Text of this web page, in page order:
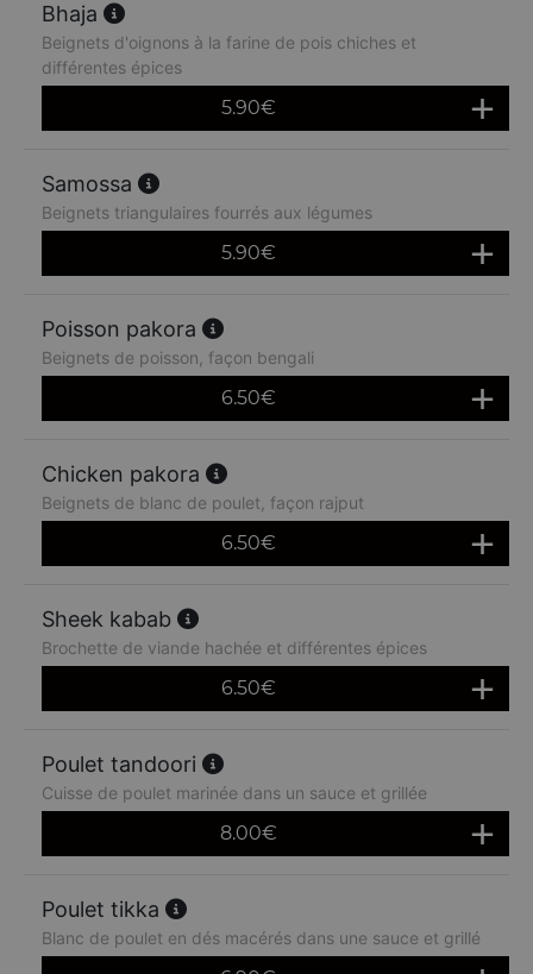
Bhaja
Beignets d'oignons à la farine de pois chiches et
différentes épices
5.90€
Samossa
Beignets triangulaires fourrés aux légumes
5.90€
Poisson pakora
Beignets de poisson, façon bengali
6.50€
Chicken pakora
Beignets de blanc de poulet, façon rajput
6.50€
Sheek kabab
Brochette de viande hachée et différentes épices
6.50€
Poulet tandoori
Cuisse de poulet marinée dans un sauce et grillée
8.00€
Poulet tikka
Blanc de poulet en dés macérés dans une sauce et grillé